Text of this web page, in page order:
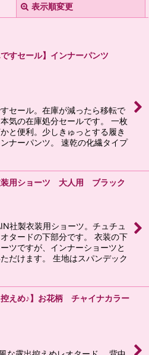
表示順変更
絞り込む
ですセール】インナーパンツ
セール。在庫が減ったら移転で
気の在庫処分セールです。 一枚
と便利。少しきゅっとする履き
ナーパンツ。 速乾の化繊タイプ
装用ショーツ 大人用 ブラック
社製衣装用ショーツ。チュチュ
タードの下部分です。 衣装の下
ツですが、インナーショーツと
だけます。 生地はスパンデック
控えめ♪】お花柄 チャイナカラー